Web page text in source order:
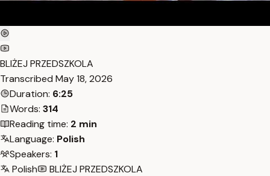
BLIŻEJ PRZEDSZKOLA
Transcribed May 18, 2026
Duration: 6:25
Words: 314
Reading time: 2 min
Language: Polish
Speakers: 1
Polish
BLIŻEJ PRZEDSZKOLA